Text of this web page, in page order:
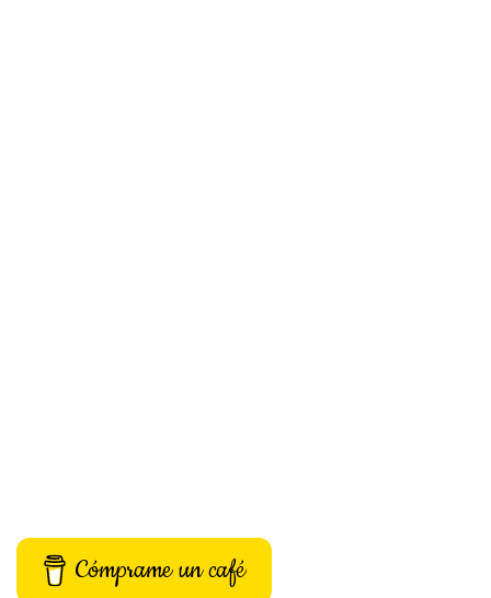
Cómprame un café